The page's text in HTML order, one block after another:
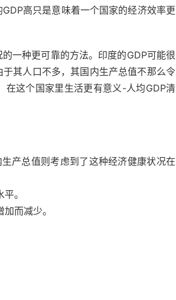
高只是意味着一个国家的经济效率更
一种更可靠的方法。印度的GDP可能很
其人口不多，其国内生产总值不那么令
在这个国家里生活更有意义-人均GDP清
产总值则考虑到了这种经济健康状况在
。
而减少。